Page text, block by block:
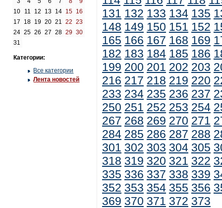
10
11 12 13 14 15 16
17
18 19 20 21 22
23
24 25 26 27 28 29 30
31
Категории:
Все категории
Лента новостей
131 132 133 134 135
148 149 150 151 152
165 166 167 168 169
182 183 184 185 186
199 200 201 202 203
216 217 218 219 220
233 234 235 236 237
250 251 252 253 254
267 268 269 270 271
284 285 286 287 288
301 302 303 304 305
318 319 320 321 322
335 336 337 338 339
352 353 354 355 356
369 370 371 372 373